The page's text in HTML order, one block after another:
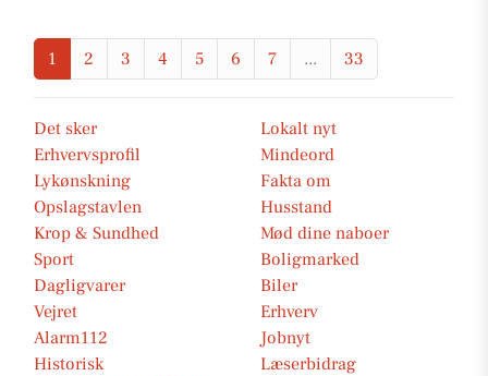
1 2 3 4 5 6 7 ... 33
Det sker
Lokalt nyt
Erhvervsprofil
Mindeord
Lykønskning
Fakta om
Opslagstavlen
Husstand
Krop & Sundhed
Mød dine naboer
Sport
Boligmarked
Dagligvarer
Biler
Vejret
Erhverv
Alarm112
Jobnyt
Historisk
Læserbidrag